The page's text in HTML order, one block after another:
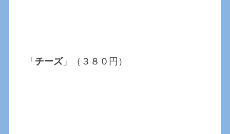
「 チーズ」（３８０円）